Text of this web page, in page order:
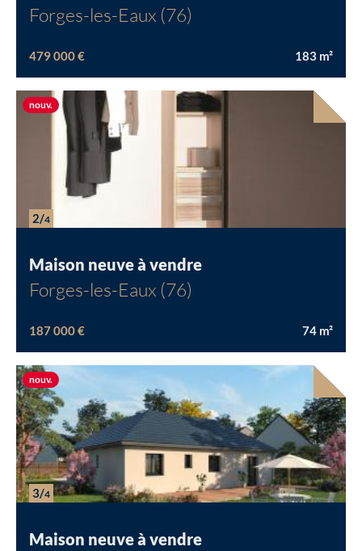
Forges-les-Eaux (76)
479 000 € 183 m²
2/4
Maison neuve à vendre
Forges-les-Eaux (76)
187 000 € 74 m²
nouv.Nouvelle offre
3/4
Maison neuve à vendre
nouv.Nouvelle offre